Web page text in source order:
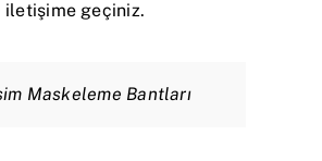
geçiniz.
Maskeleme Bantları